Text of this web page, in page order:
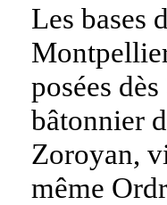
Les bases
posées
bâtonnier
Zoroyan,
même